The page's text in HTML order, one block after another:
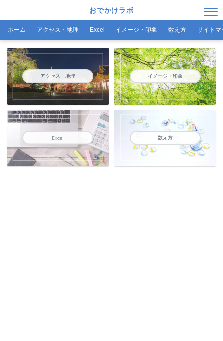
おでかけラボ
ホーム アクセス・地理 Excel イメージ・印象 数え方 サイトマ
アクセス・地理 イメージ・印象
Excel 数え方